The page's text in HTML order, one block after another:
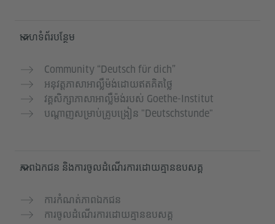
គេហទំព័របន្ថែម
Community “Deutsch für dich”
អនុវត្តភាសាអាល្លឺម៉ង់ដោយឥតគិតថ្លៃ
វគ្គសិក្សាភាសាអាល្លឺម៉ង់របស់ Goethe-Institut
បណ្តាញសម្រាប់គ្រូបង្រៀន "Deutschstunde"
ភាពឯកជន និងការចូលដំណើរការដោយគ្មានឧបសគ្គ
ការកំណត់ភាពឯកជន
ការចូលដំណើរការដោយគ្មានឧបសគ្គ